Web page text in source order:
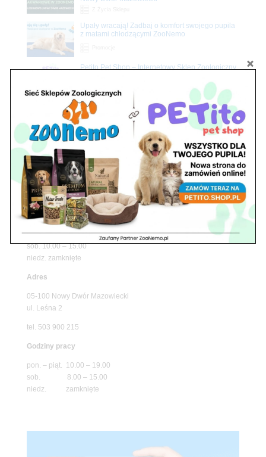
Upały wracają! Zadbaj o komfort swojego pupila
z matami chłodzącymi ZooNemo
Z Życia Sklepu
Petito Pet Shop – Internetowy Sklep Zoologiczny
Znajdź nas
Adres
05-120 Legionowo
ul. Piłsudskiego 31,
pawilon 134
tel./fax. 22 784 71 96
Godziny pracy
pon. – piąt. 10.00 – 19.00
sob. 10.00 – 15.00
niedz. zamknięte
Adres
05-100 Nowy Dwór Mazowiecki
ul. Leśna 2
tel. 503 900 215
Godziny pracy
pon. – piąt. 10.00 – 19.00
sob. 8.00 – 15.00
niedz. zamknięte